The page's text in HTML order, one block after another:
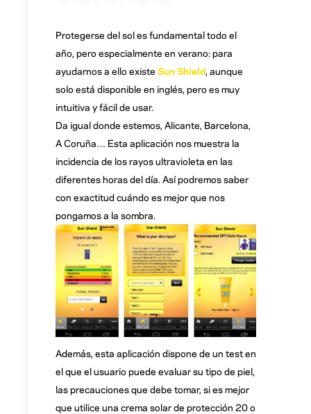
Protegerse del sol es fundamental todo el
año, pero especialmente en verano: para
ayudarnos a ello existe Sun Shield, aunque
solo está disponible en inglés, pero es muy
intuitiva y fácil de usar.
Da igual donde estemos, Alicante, Barcelona,
A Coruña… Esta aplicación nos muestra la
incidencia de los rayos ultravioleta en las
diferentes horas del día. Así podremos saber
con exactitud cuándo es mejor que nos
pongamos a la sombra.
Además, esta aplicación dispone de un test en
el que el usuario puede evaluar su tipo de piel,
las precauciones que debe tomar, si es mejor
que utilice una crema solar de protección 20 o